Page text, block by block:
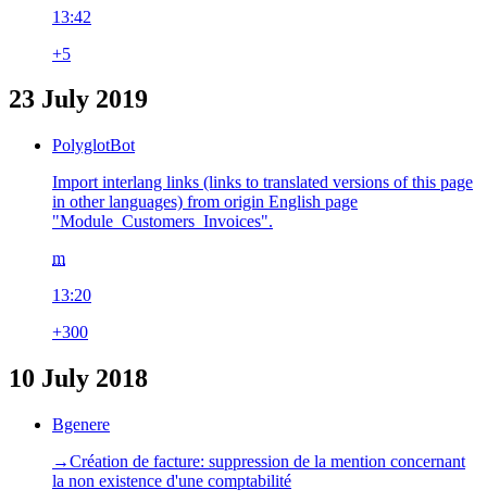
13:42
+5
23 July 2019
PolyglotBot
Import interlang links (links to translated versions of this page
in other languages) from origin English page
"Module_Customers_Invoices".
m
13:20
+300
10 July 2018
Bgenere
→‎Création de facture: suppression de la mention concernant
la non existence d'une comptabilité